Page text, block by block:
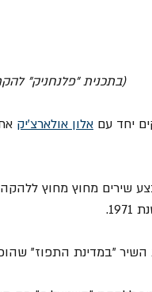
(בתכנית "פלנחניק"
אלון אולארצ'יק
שירים מחוץ מחוץ